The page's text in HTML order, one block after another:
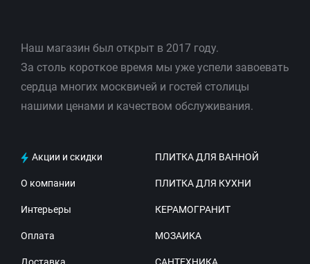
Наш магазин был открыт в 2017 году.
За столь короткое время мы уже успели завоевать
сердца многих москвичей и гостей столицы
нашими ценами и качеством обслуживания.
Акции и скидки
О компании
Интерьеры
Оплата
ПЛИТКА ДЛЯ ВАННОЙ
ПЛИТКА ДЛЯ КУХНИ
КЕРАМОГРАНИТ
МОЗАИКА